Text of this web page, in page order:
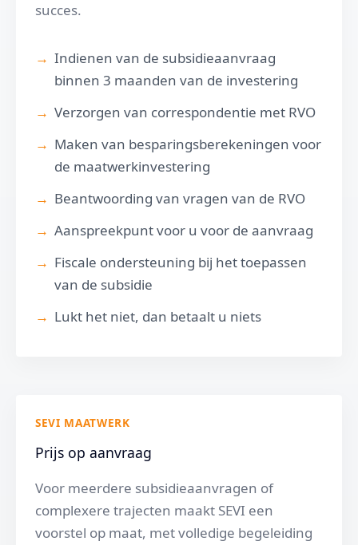
succes.
Indienen van de subsidieaanvraag
binnen 3 maanden van de investering
Verzorgen van correspondentie met RVO
Maken van besparingsberekeningen voor
de maatwerkinvestering
Beantwoording van vragen van de RVO
Aanspreekpunt voor u voor de aanvraag
Fiscale ondersteuning bij het toepassen
van de subsidie
Lukt het niet, dan betaalt u niets
SEVI MAATWERK
Prijs op aanvraag
Voor meerdere subsidieaanvragen of
complexere trajecten maakt SEVI een
voorstel op maat, met volledige begeleiding